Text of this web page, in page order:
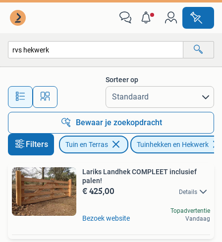
Alle afstanden…
Sorteer op
Bewaar je zoekopdracht
Filters Tuin en Terras Tuinhekken en Hekwerk
Lariks Landhek COMPLEET inclusief
palen!
€ 425,00 Details
Bezoek website
Topadvertentie
Vandaag